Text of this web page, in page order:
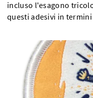
incluso l'esagono
questi adesivi in